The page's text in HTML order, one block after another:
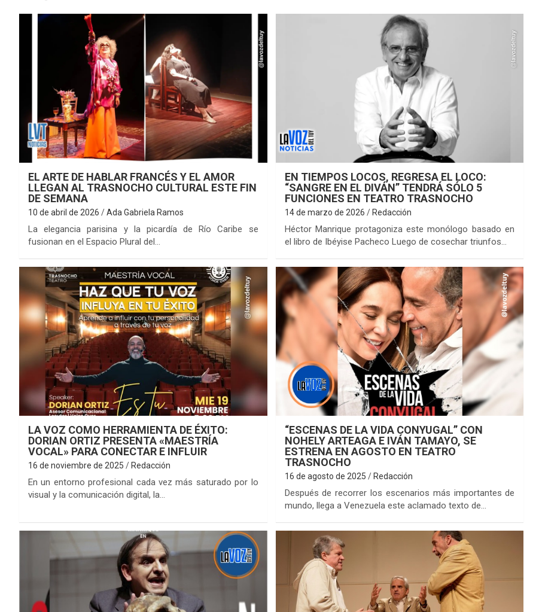
EL ARTE DE HABLAR FRANCÉS Y EL AMOR
LLEGAN AL TRASNOCHO CULTURAL ESTE FIN
DE SEMANA
10 de abril de 2026 Ada Gabriela Ramos
La elegancia parisina y la picardía de Río Caribe se
fusionan en el Espacio Plural del…
EN TIEMPOS LOCOS, REGRESA EL LOCO:
“SANGRE EN EL DIVÁN” TENDRÁ SÓLO 5
FUNCIONES EN TEATRO TRASNOCHO
14 de marzo de 2026 Redacción
Héctor Manrique protagoniza este monólogo basado en
el libro de Ibéyise Pacheco Luego de cosechar triunfos…
LA VOZ COMO HERRAMIENTA DE ÉXITO:
DORIAN ORTIZ PRESENTA «MAESTRÍA
VOCAL» PARA CONECTAR E INFLUIR
16 de noviembre de 2025 Redacción
En un entorno profesional cada vez más saturado por lo
visual y la comunicación digital, la…
“ESCENAS DE LA VIDA CONYUGAL” CON
NOHELY ARTEAGA E IVÁN TAMAYO, SE
ESTRENA EN AGOSTO EN TEATRO
TRASNOCHO
16 de agosto de 2025 Redacción
Después de recorrer los escenarios más importantes de
mundo, llega a Venezuela este aclamado texto de…